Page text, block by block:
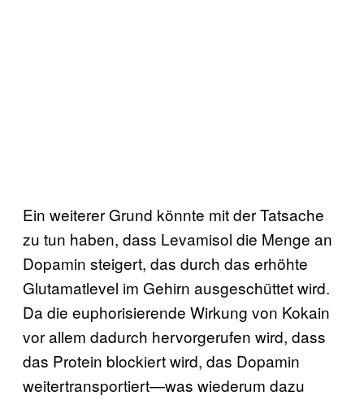
Ein weiterer Grund könnte mit der Tatsache
zu tun haben, dass Levamisol die Menge an
Dopamin steigert, das durch das erhöhte
Glutamatlevel im Gehirn ausgeschüttet wird.
Da die euphorisierende Wirkung von Kokain
vor allem dadurch hervorgerufen wird, dass
das Protein blockiert wird, das Dopamin
weitertransportiert—was wiederum dazu